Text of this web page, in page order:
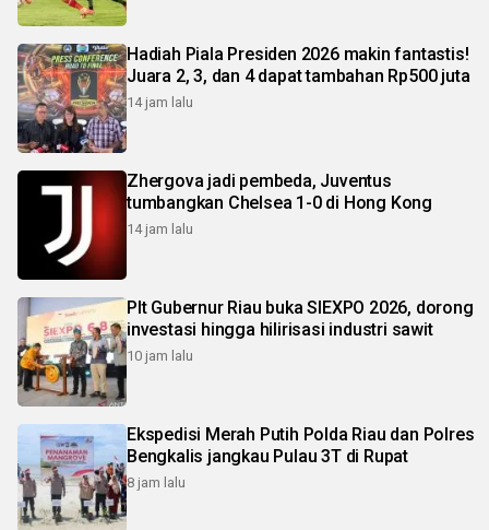
Hadiah Piala Presiden 2026 makin fantastis!
Juara 2, 3, dan 4 dapat tambahan Rp500 juta
14 jam lalu
Zhergova jadi pembeda, Juventus
tumbangkan Chelsea 1-0 di Hong Kong
14 jam lalu
Plt Gubernur Riau buka SIEXPO 2026, dorong
investasi hingga hilirisasi industri sawit
10 jam lalu
Ekspedisi Merah Putih Polda Riau dan Polres
Bengkalis jangkau Pulau 3T di Rupat
8 jam lalu